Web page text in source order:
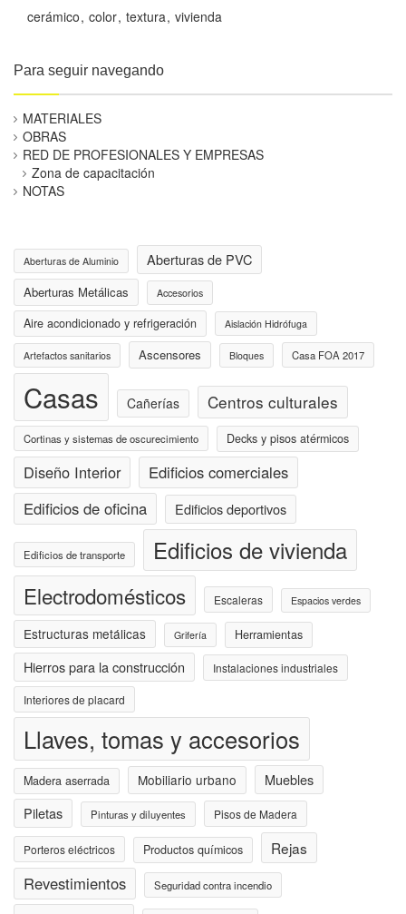
cerámico color textura vivienda
Para seguir navegando
MATERIALES
OBRAS
RED DE PROFESIONALES Y EMPRESAS
Zona de capacitación
NOTAS
Aberturas de Aluminio Aberturas de PVC
Aberturas Metálicas Accesorios
Aire acondicionado y refrigeración Aislación Hidrófuga
Artefactos sanitarios Ascensores Bloques Casa FOA 2017
Casas Cañerías Centros culturales
Cortinas y sistemas de oscurecimiento Decks y pisos atérmicos
Diseño Interior
Edificios comerciales
Edificios de oficina
Edificios deportivos
Edificios de transporte Edificios de vivienda
Electrodomésticos Escaleras Espacios verdes
Estructuras metálicas Grifería Herramientas
Hierros para la construcción Instalaciones industriales
Interiores de placard
Llaves, tomas y accesorios
Madera aserrada Mobiliario urbano
Muebles
Piletas
Pinturas y diluyentes Pisos de Madera
Porteros eléctricos Productos químicos Rejas
Revestimientos Seguridad contra incendio